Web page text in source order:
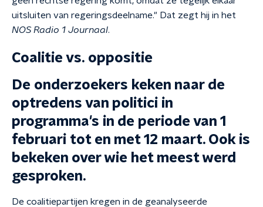
uitsluiten van regeringsdeelname." Dat zegt hij in het
NOS Radio 1 Journaal.
Coalitie vs. oppositie
De onderzoekers keken naar de
optredens van politici in
programma's in de periode van 1
februari tot en met 12 maart. Ook is
bekeken over wie het meest werd
gesproken.
De coalitiepartijen kregen in de geanalyseerde